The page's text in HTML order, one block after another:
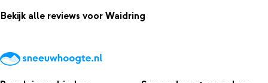
Bekijk alle reviews voor Waidring